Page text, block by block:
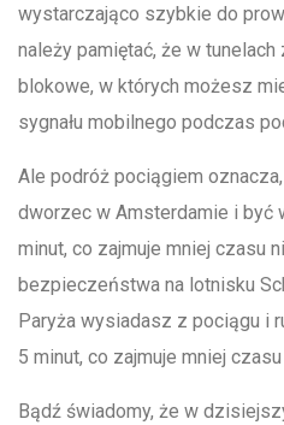
wystarczająco szybkie do
należy pamiętać, że w
blokowe, w których możesz
sygnału mobilnego podczas
Ale podróż pociągiem
dworzec w Amsterdamie i być
minut, co zajmuje mniej czasu
bezpieczeństwa na lotnisku
Paryża wysiadasz z pociągu i
5 minut, co zajmuje mniej
Bądź świadomy, że w